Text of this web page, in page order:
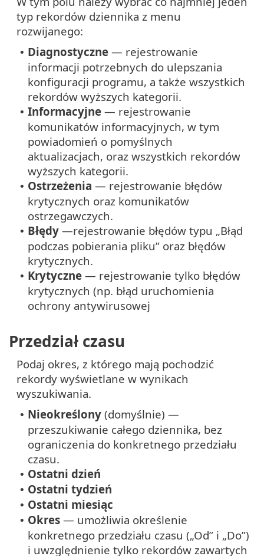
typ rekordów dziennika z menu
rozwijanego:
• Diagnostyczne — rejestrowanie
informacji potrzebnych do ulepszania
konfiguracji programu, a także wszystkich
rekordów wyższych kategorii.
• Informacyjne — rejestrowanie
komunikatów informacyjnych, w tym
powiadomień o pomyślnych
aktualizacjach, oraz wszystkich rekordów
wyższych kategorii.
• Ostrzeżenia — rejestrowanie błędów
krytycznych oraz komunikatów
ostrzegawczych.
• Błędy —rejestrowanie błędów typu „Błąd
podczas pobierania pliku” oraz błędów
krytycznych.
• Krytyczne — rejestrowanie tylko błędów
krytycznych (np. błąd uruchomienia
ochrony antywirusowej
Przedział czasu
Podaj okres, z którego mają pochodzić
rekordy wyświetlane w wynikach
wyszukiwania.
• Nieokreślony (domyślnie) —
przeszukiwanie całego dziennika, bez
ograniczenia do konkretnego przedziału
czasu.
• Ostatni dzień
• Ostatni tydzień
• Ostatni miesiąc
• Okres — umożliwia określenie
konkretnego przedziału czasu („Od” i „Do”)
i uwzględnienie tylko rekordów zawartych